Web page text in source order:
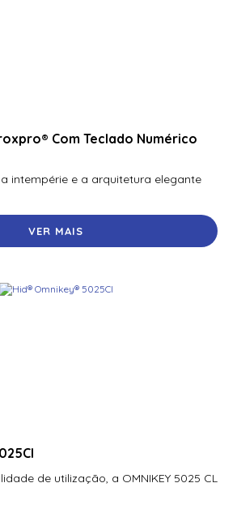
Com Teclado Numérico
intempérie e a arquitetura elegante
VER MAIS
de utilização, a OMNIKEY 5025 CL